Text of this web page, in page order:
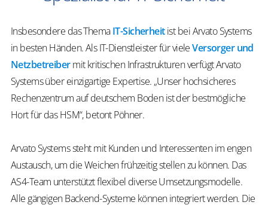
Insbesondere das ThemaIT-Sicherheitist bei Arvato Systems
in besten Händen. Als IT-Dienstleister für vieleVersorger und
Netzbetreibermit kritischen Infrastrukturen verfügt Arvato
Systems über einzigartige Expertise. „Unser hochsicheres
Rechenzentrum auf deutschem Boden ist der bestmögliche
Hort für das HSM“, betont Pöhner.
Arvato Systems steht mit Kunden und Interessenten im engen
Austausch, um die Weichen frühzeitig stellen zu können. Das
AS4-Team unterstützt flexibel diverse Umsetzungsmodelle.
Alle gängigen Backend-Systeme können integriert werden. Die